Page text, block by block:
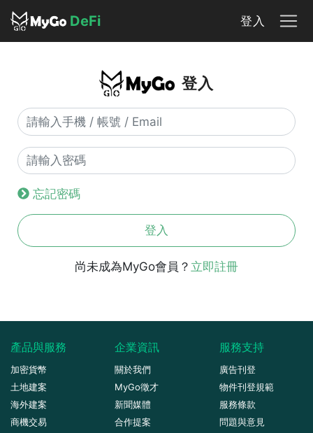
DeFi 登入
登入
忘記密碼
登入
尚未成為MyGo會員？ 立即註冊
產品與服務
加密貨幣
土地建案
海外建案
商機交易
企業資訊
關於我們
MyGo徵才
新聞媒體
合作提案
服務支持
廣告刊登
物件刊登規範
服務條款
問題與意見